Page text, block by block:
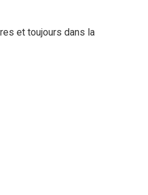
et toujours dans la